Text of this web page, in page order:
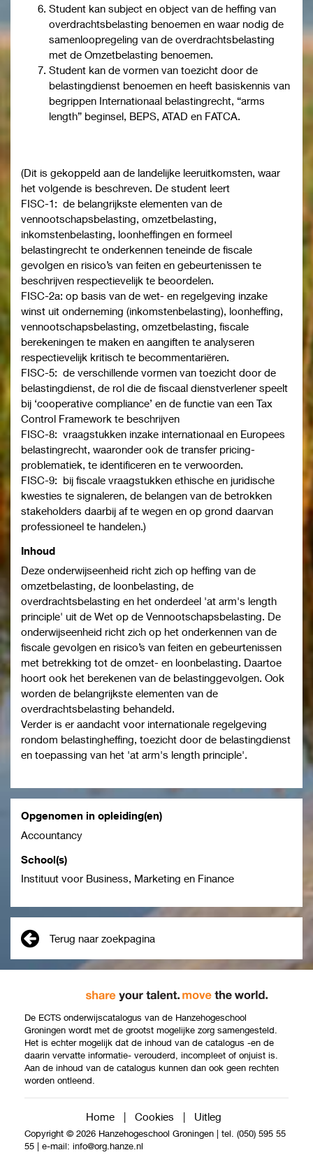
Student kan subject en object van de heffing van
overdrachtsbelasting benoemen en waar nodig de
samenloopregeling van de overdrachtsbelasting
met de Omzetbelasting benoemen.
Student kan de vormen van toezicht door de
belastingdienst benoemen en heeft basiskennis van
begrippen Internationaal belastingrecht, “arms
length” beginsel, BEPS, ATAD en FATCA.
(Dit is gekoppeld aan de landelijke leeruitkomsten, waar
het volgende is beschreven. De student leert
FISC-1: de belangrijkste elementen van de
vennootschapsbelasting, omzetbelasting,
inkomstenbelasting, loonheffingen en formeel
belastingrecht te onderkennen teneinde de fiscale
gevolgen en risico’s van feiten en gebeurtenissen te
beschrijven respectievelijk te beoordelen.
FISC-2a: op basis van de wet- en regelgeving inzake
winst uit onderneming (inkomstenbelasting), loonheffing,
vennootschapsbelasting, omzetbelasting, fiscale
berekeningen te maken en aangiften te analyseren
respectievelijk kritisch te becommentariëren.
FISC-5: de verschillende vormen van toezicht door de
belastingdienst, de rol die de fiscaal dienstverlener speelt
bij ‘cooperative compliance’ en de functie van een Tax
Control Framework te beschrijven
FISC-8: vraagstukken inzake internationaal en Europees
belastingrecht, waaronder ook de transfer pricing-
problematiek, te identificeren en te verwoorden.
FISC-9: bij fiscale vraagstukken ethische en juridische
kwesties te signaleren, de belangen van de betrokken
stakeholders daarbij af te wegen en op grond daarvan
professioneel te handelen.)
Inhoud
Deze onderwijseenheid richt zich op heffing van de
omzetbelasting, de loonbelasting, de
overdrachtsbelasting en het onderdeel 'at arm's length
principle' uit de Wet op de Vennootschapsbelasting. De
onderwijseenheid richt zich op het onderkennen van de
fiscale gevolgen en risico’s van feiten en gebeurtenissen
met betrekking tot de omzet- en loonbelasting. Daartoe
hoort ook het berekenen van de belastinggevolgen. Ook
worden de belangrijkste elementen van de
overdrachtsbelasting behandeld.
Verder is er aandacht voor internationale regelgeving
rondom belastingheffing, toezicht door de belastingdienst
en toepassing van het 'at arm's length principle'.
Opgenomen in opleiding(en)
Accountancy
School(s)
Instituut voor Business, Marketing en Finance
Terug naar zoekpagina
De ECTS onderwijscatalogus van de Hanzehogeschool
Groningen wordt met de grootst mogelijke zorg samengesteld.
Het is echter mogelijk dat de inhoud van de catalogus -en de
daarin vervatte informatie- verouderd, incompleet of onjuist is.
Aan de inhoud van de catalogus kunnen dan ook geen rechten
worden ontleend.
Home Cookies Uitleg
Copyright © 2026 Hanzehogeschool Groningen
tel. (050) 595 55
55
e-mail: info@org.hanze.nl